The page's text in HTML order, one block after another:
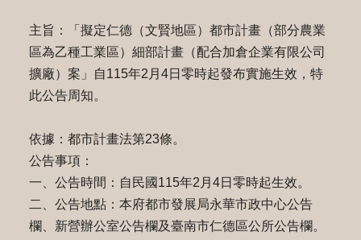
主旨：「擬定仁德（文賢地區）都市計畫（部分農業
區為乙種工業區）細部計畫（配合加倉企業有限公司
擴廠）案」自115年2月4日零時起發布實施生效，特
此公告周知。
依據：都市計畫法第23條。
公告事項：
一、公告時間：自民國115年2月4日零時起生效。
二、公告地點：本府都市發展局永華市政中心公告
欄、新營辦公室公告欄及臺南市仁德區公所公告欄。